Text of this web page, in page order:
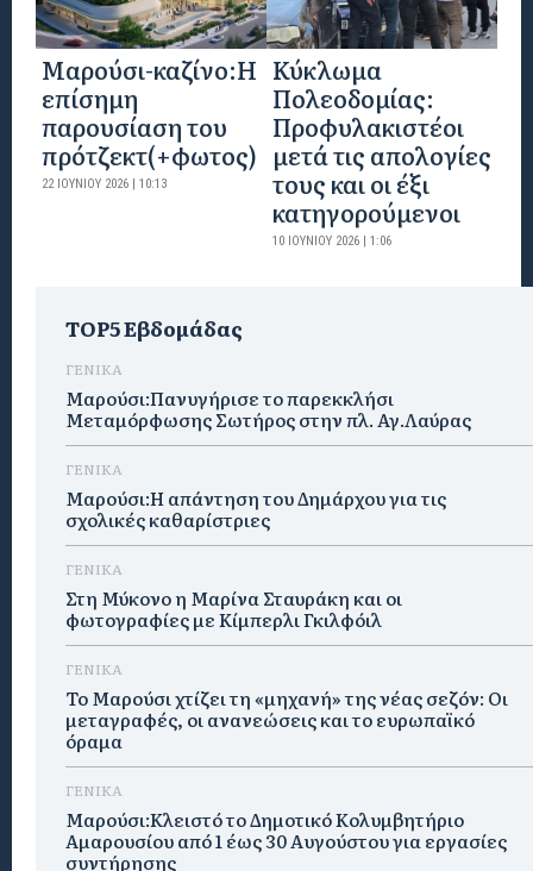
Mαρούσι-καζίνο:H
επίσημη
παρουσίαση του
πρότζεκτ(+φωτος)
22 ΙΟΥΝΊΟΥ 2026 | 10:13
Κύκλωμα
Πολεοδομίας:
Προφυλακιστέοι
μετά τις απολογίες
τους και οι έξι
κατηγορούμενοι
10 ΙΟΥΝΊΟΥ 2026 | 1:06
TOP5 Εβδομάδας
ΓΕΝΙΚΑ
Μαρούσι:Πανυγήρισε το παρεκκλήσι
Μεταμόρφωσης Σωτήρος στην πλ. Αγ.Λαύρας
ΓΕΝΙΚΑ
Μαρούσι:Η απάντηση του Δημάρχου για τις
σχολικές καθαρίστριες
ΓΕΝΙΚΑ
Στη Μύκονο η Μαρίνα Σταυράκη και οι
φωτογραφίες με Κίμπερλι Γκιλφόιλ
ΓΕΝΙΚΑ
Το Μαρούσι χτίζει τη «μηχανή» της νέας σεζόν: Οι
μεταγραφές, οι ανανεώσεις και το ευρωπαϊκό
όραμα
ΓΕΝΙΚΑ
Μαρούσι:Κλειστό το Δημοτικό Κολυμβητήριο
Αμαρουσίου από 1 έως 30 Αυγούστου για εργασίες
συντήρησης